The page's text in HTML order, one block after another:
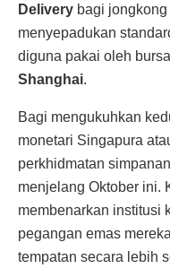
Delivery bagi
menyepadukan
diguna pakai oleh
Shanghai.
Bagi mengukuhkan
monetari Singapura
perkhidmatan
menjelang Oktober ini.
membenarkan institusi
pegangan emas
tempatan secara lebih